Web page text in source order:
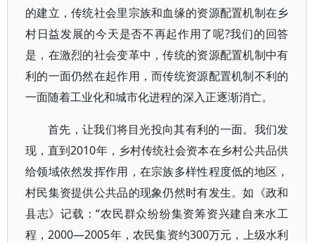
的建立，传统社会里宗族和血缘的资源配置机制在乡
村日益发展的今天是否不再起作用了呢?我们的回答
是，在激烈的社会变革中，传统的资源配置机制中有
利的一面仍然在起作用，而传统资源配置机制不利的
一面随着工业化和城市化进程的深入正逐渐消亡。
首先，让我们将目光投向其有利的一面。我们发
现，直到2010年，乡村传统社会资本在乡村公共品供
给领域依然发挥作用，在宗族多样性程度低的地区，
村民集资提供公共品的现象仍然时有发生。如《政和
县志》记载：“农民群众纷纷集资筹资兴建自来水工
程，2000—2005年，农民集资约300万元，上级水利